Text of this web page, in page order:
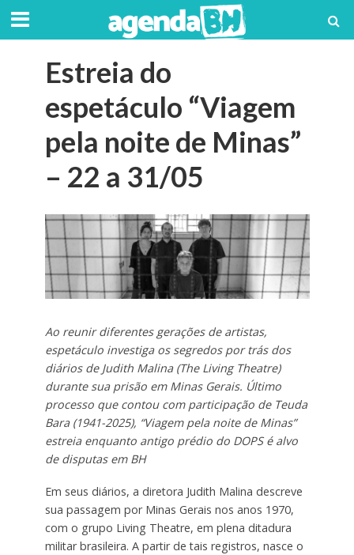
Estreia do
espetáculo “Viagem
pela noite de Minas”
– 22 a 31/05
Ao reunir diferentes gerações de artistas,
espetáculo investiga os segredos por trás dos
diários de Judith Malina (The Living Theatre)
durante sua prisão em Minas Gerais. Último
processo que contou com participação de Teuda
Bara (1941-2025), “Viagem pela noite de Minas”
estreia enquanto antigo prédio do DOPS é alvo
de disputas em BH
Em seus diários, a diretora Judith Malina descreve
sua passagem por Minas Gerais nos anos 1970,
com o grupo Living Theatre, em plena ditadura
militar brasileira. A partir de tais registros, nasce o